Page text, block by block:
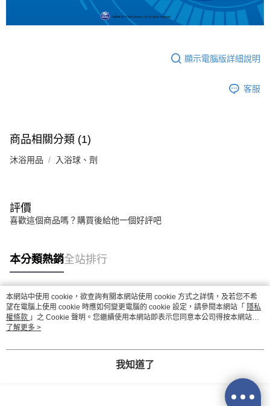
顯示電腦版詳細說明
客服
商品相關分類 (1)
沐浴用品 入浴球、劑
評價
喜歡這個商品嗎？購買後給他一個好評吧
本分類熱銷全站排行
熱門標籤
本網站中使用 cookie，欲查詢有關本網站使用 cookie 方式之詳情，及若您不希
望在電腦上使用 cookie 時應如何變更電腦的 cookie 設定，請參閱本網站「 隱私
權條款 」之 Cookie 聲明。您繼續使用本網站即表示您同意本公司得按本網站使
用條款之 Cookie 聲明使用 cookie。
了解更多 >
我知道了